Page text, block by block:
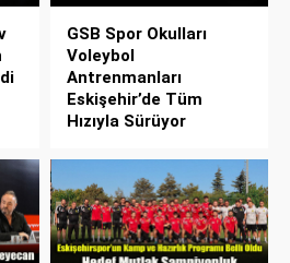
GSB Spor Okulları
Voleybol
Antrenmanları
Eskişehir’de Tüm
Hızıyla Sürüyor